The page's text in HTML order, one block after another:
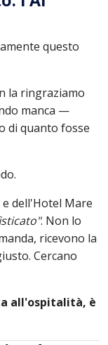
questo
la ringraziamo
manca —
di quanto fosse
dell'Hotel Mare
. Non lo
ricevono la
Cercano
all'ospitalità, è